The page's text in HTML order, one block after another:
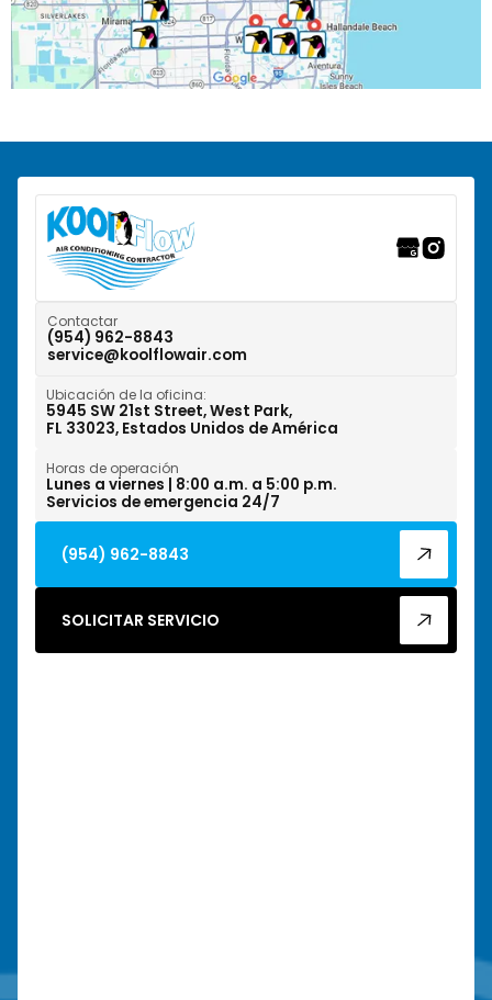
Pembroke Park, FL
Pembroke Pines, FL
Riverwalk Fort Lauderdale, FL
Tamarac, FL
Weston, FL
West Park, FL
Wilton Manors, FL
Contactar
(954) 962-8843
service@koolflowair.com
Ubicación de la oficina:
5945 SW 21st Street, West Park,
FL 33023, Estados Unidos de América
Horas de operación
Lunes a viernes | 8:00 a.m. a 5:00 p.m.
Servicios de emergencia 24/7
(954) 962-8843
SOLICITAR SERVICIO